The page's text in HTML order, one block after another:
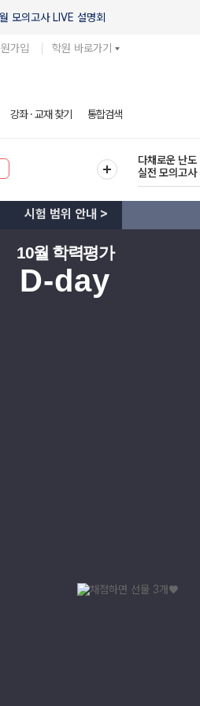
모의고사 LIVE 설명회
가입 학원 바로가기
강좌 · 교재 찾기 통합검색
다채로운 난도
실전 모의고사
시험 범위 안내 >
10월 학력평가
D-day